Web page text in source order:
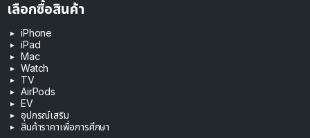
เลือกซื้อสินค้า
iPhone
iPad
Mac
Watch
TV
AirPods
EV
อุปกรณ์เสริม
สินค้าราคาเพื่อการศึกษา